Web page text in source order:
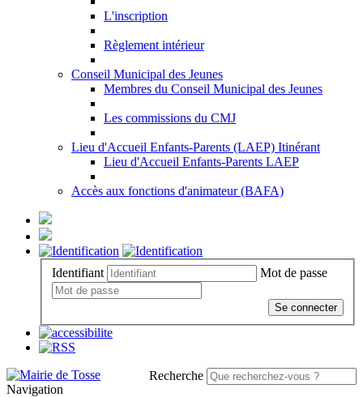
L'inscription
Règlement intérieur
Conseil Municipal des Jeunes
Membres du Conseil Municipal des Jeunes
Les commissions du CMJ
Lieu d'Accueil Enfants-Parents (LAEP) Itinérant
Lieu d'Accueil Enfants-Parents LAEP
Accès aux fonctions d'animateur (BAFA)
Identifiant Mot de passe
Se connecter
Recherche
Navigation